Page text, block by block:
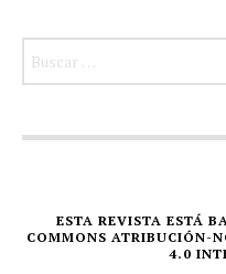
ESTA REVISTA ESTÁ
COMMONS ATRIBUCIÓN-
4.0